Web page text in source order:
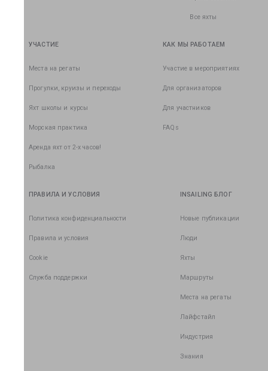
Все яхты
УЧАСТИЕ
Места на регаты
Прогулки, круизы и переходы
Яхт школы и курсы
Морская практика
Аренда яхт от 2-х часов!
Рыбалка
КАК МЫ РАБОТАЕМ
Участие в мероприятиях
Для организаторов
Для участников
FAQs
ПРАВИЛА И УСЛОВИЯ
Политика конфиденциальности
Правила и условия
Cookie
Служба поддержки
INSAILING БЛОГ
Новые публикации
Люди
Яхты
Маршруты
Места на регаты
Лайфстайл
Индустрия
Знания